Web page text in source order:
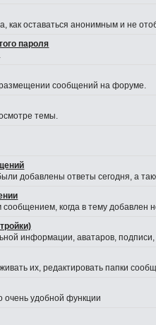
как оставаться анонимным и не
пароля
сообщений на форуме.
темы.
добавлены ответы сегодня, а
когда в тему добавлен
информации, аватаров,
их, редактировать папки
очень удобной функции